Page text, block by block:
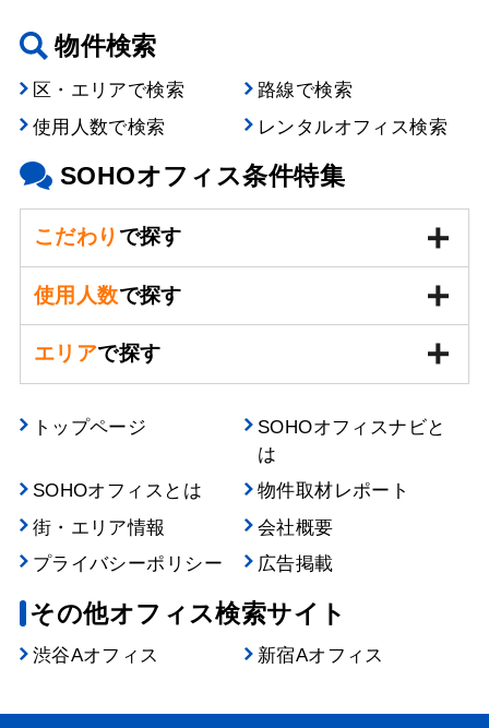
物件検索
区・エリアで検索
路線で検索
使用人数で検索
レンタルオフィス検索
SOHOオフィス条件特集
こだわり で探す
使用人数で探す
エリアで探す
トップページ
SOHOオフィスナビと
は
SOHOオフィスとは
物件取材レポート
街・エリア情報
会社概要
プライバシーポリシー
広告掲載
その他オフィス検索サイト
渋谷Aオフィス 新宿Aオフィス